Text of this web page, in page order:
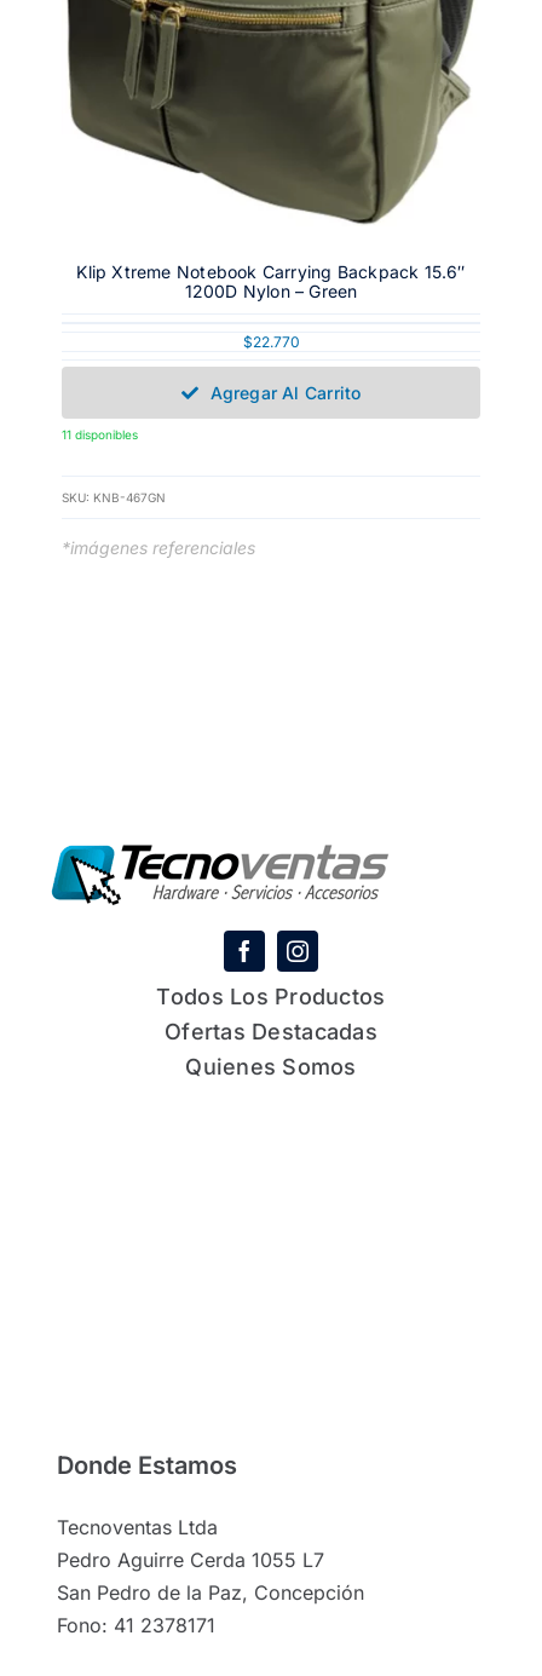
Klip Xtreme Notebook Carrying Backpack 15.6″
1200D Nylon – Green
$22.770
Agregar Al Carrito
11 disponibles
SKU: KNB-467GN
*imágenes referenciales
Todos Los Productos
Ofertas Destacadas
Quienes Somos
Donde Estamos
Tecnoventas Ltda
Pedro Aguirre Cerda 1055 L7
San Pedro de la Paz, Concepción
Fono: 41 2378171